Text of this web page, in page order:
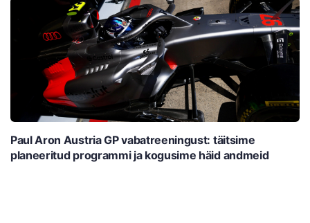
Paul Aron Austria GP vabatreeningust: täitsime
planeeritud programmi ja kogusime häid andmeid